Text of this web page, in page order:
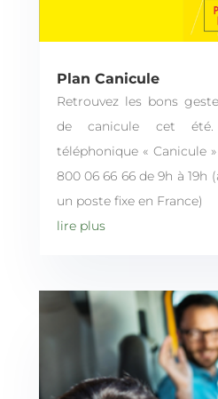
Plan Canicule
Retrouvez les bons
de canicule cet été.
téléphonique « Canicule
800 06 66 66 de 9h à 19h
un poste fixe en France)
lire plus